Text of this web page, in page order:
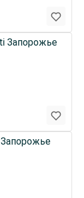
Запорожье